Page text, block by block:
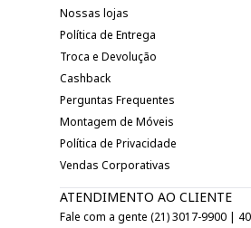
Nossas lojas
Política de Entrega
Troca e Devolução
Cashback
Perguntas Frequentes
Montagem de Móveis
Política de Privacidade
Vendas Corporativas
ATENDIMENTO AO CLIENTE
Fale com a gente (21) 3017-9900 |